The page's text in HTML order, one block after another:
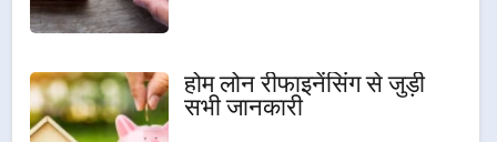
होम लोन रीफाइनेंसिंग से जुड़ी
सभी जानकारी